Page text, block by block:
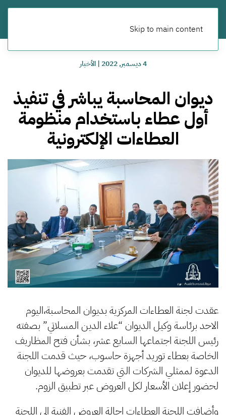
Skip to main content
4 ديسمبر, 2022 |الأخبار
ديوان المحاسبة يباشر في تنفيذ
أول عطاء باستخدام منظومة
العطاءات الإلكترونية
عقدت لجنة العطاءات المركزية بديوان المحاسبة،اليوم
الاحد برئاسة وكيل الديوان “علاء الدين المسلاتي” بصفته
رئيس اللجنة اجتماعها السابع عشر، بشأن فتح المظاريف
الخاصة بعطاء توريد أجهزة حاسوب، حيث قدمت اللجنة
الدعوة لممثلي الشركات التي تقدمت بعروضها للديوان
لحضور إعلان الأسعار لكل العروض عبر تطبيق الزوم.
وأضافت اللجنة العطاءات إحالة العروض الفنية إلى اللجنة